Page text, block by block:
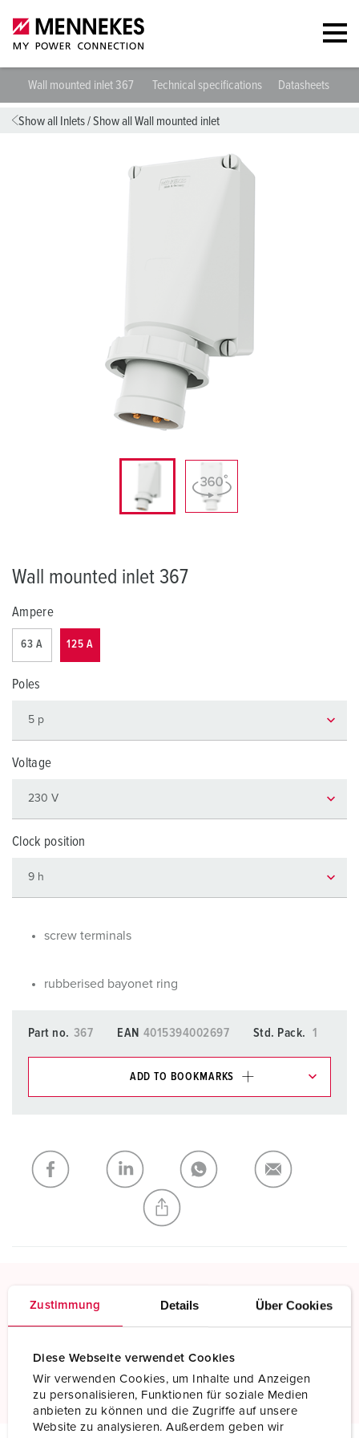
Zustimmung Details Über Cookies
Diese Webseite verwendet Cookies
Wir verwenden Cookies, um Inhalte und Anzeigen
zu personalisieren, Funktionen für soziale Medien
anbieten zu können und die Zugriffe auf unsere
Website zu analysieren. Außerdem geben wir
Wall mounted inlet 367 Technical specifications Datasheets &
Show all Inlets/Show all Wall mounted inlet
Wall mounted inlet 367
Ampere
63 A 125 A
Poles
Voltage
Clock position
screw terminals
rubberised bayonet ring
Part no. 367 EAN 4015394002697 Std. Pack. 1
ADD TO BOOKMARKS
My list ADD
CREATE A NEW LIST
Screw terminals